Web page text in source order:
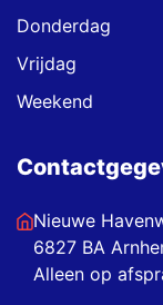
Donderdag
Vrijdag
Weekend
Nieuwe
6827 BA
Alleen op